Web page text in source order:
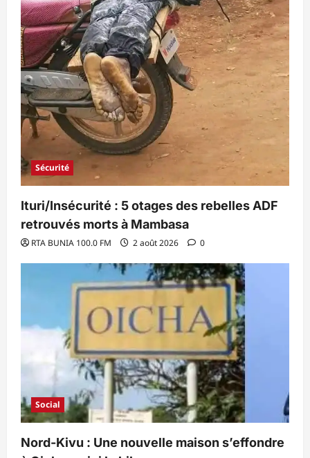
Sécurité
Ituri/Insécurité : 5 otages des rebelles ADF
retrouvés morts à Mambasa
RTA BUNIA 100.0 FM 2 août 2026 0
Social
Nord-Kivu : Une nouvelle maison s’effondre